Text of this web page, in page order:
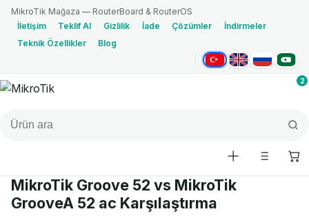
MikroTik Mağaza — RouterBoard & RouterOS
İletişim
Teklif Al Gizlilik İade Çözümler
İndirmeler
Teknik Özellikler
Blog
TürkçeEnglishРусскийالعربية
2
MikroTik Groove 52 vs MikroTik
GrooveA 52 ac Karşılaştırma